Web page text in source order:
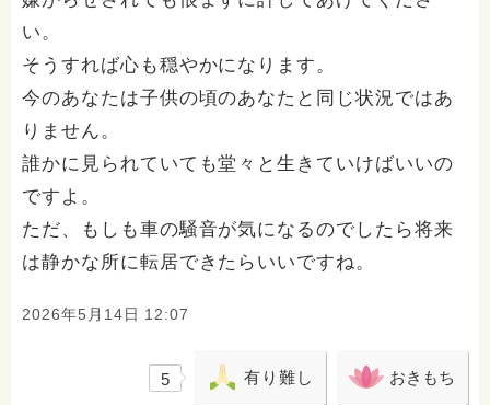
い。
そうすれば心も穏やかになります。
今のあなたは子供の頃のあなたと同じ状況ではあ
りません。
誰かに見られていても堂々と生きていけばいいの
ですよ。
ただ、もしも車の騒音が気になるのでしたら将来
は静かな所に転居できたらいいですね。
2026年5月14日 12:07
5 有り難し おきもち